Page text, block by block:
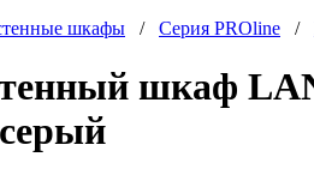
шкафы / Серия PROline /
шкаф